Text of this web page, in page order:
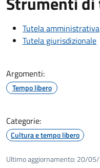
Tutela amministrativa
Tutela giurisdizionale
Argomenti:
Tempo libero
Categorie:
Cultura e tempo libero
Ultimo aggiornamento: 20/05/